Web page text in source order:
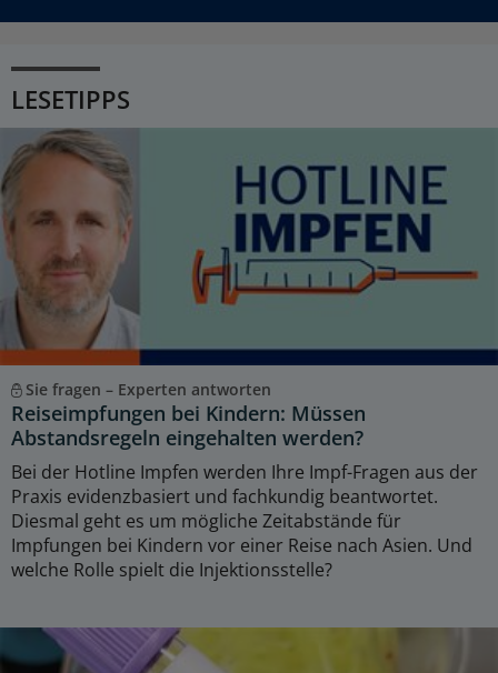
LESETIPPS
Sie fragen – Experten antworten
Reiseimpfungen bei Kindern: Müssen
Abstandsregeln eingehalten werden?
Bei der Hotline Impfen werden Ihre Impf-Fragen aus der
Praxis evidenzbasiert und fachkundig beantwortet.
Diesmal geht es um mögliche Zeitabstände für
Impfungen bei Kindern vor einer Reise nach Asien. Und
welche Rolle spielt die Injektionsstelle?